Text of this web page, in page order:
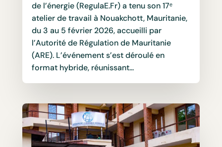
de l’énergie (RegulaE.Fr) a tenu son 17ᵉ
atelier de travail à Nouakchott, Mauritanie,
du 3 au 5 février 2026, accueilli par
l’Autorité de Régulation de Mauritanie
(ARE). L’événement s’est déroulé en
format hybride, réunissant...